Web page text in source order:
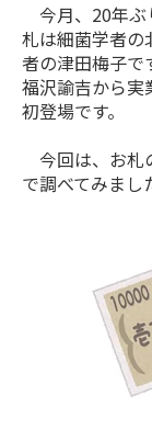
今月、20年ぶ
札は細菌学者の
者の津田梅子で
福沢諭吉から実
初登場です。
今回は、お札
で調べてみまし